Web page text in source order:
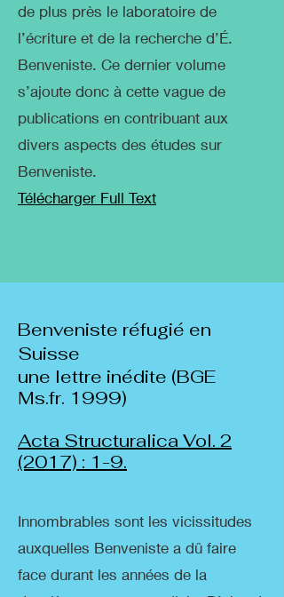
de plus près le laboratoire de
l’écriture et de la recherche d’É.
Benveniste. Ce dernier volume
s’ajoute donc à cette vague de
publications en contribuant aux
divers aspects des études sur
Benveniste.
Télécharger Full Text
Benveniste réfugié en
Suisse
une lettre inédite (BGE
Ms.fr. 1999)
Acta Structuralica Vol. 2
(2017) : 1-9.
Innombrables sont les vicissitudes
auxquelles Benveniste a dû faire
face durant les années de la